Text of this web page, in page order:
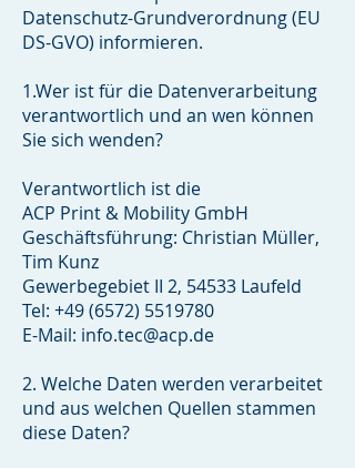
Datenschutz-Grundverordnung (EU
DS-GVO) informieren.
1.Wer ist für die Datenverarbeitung
verantwortlich und an wen können
Sie sich wenden?
Verantwortlich ist die
ACP Print & Mobility GmbH
Geschäftsführung: Christian Müller,
Tim Kunz
Gewerbegebiet II 2, 54533 Laufeld
Tel: +49 (6572) 5519780
E-Mail: info.tec@acp.de
2. Welche Daten werden verarbeitet
und aus welchen Quellen stammen
diese Daten?